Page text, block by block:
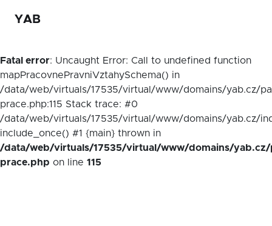
YAB
Fatal error: Uncaught Error: Call to undefined function
mapPracovnePravniVztahySchema() in
/data/web/virtuals/17535/virtual/www/domains/yab.cz/
prace.php:115 Stack trace: #0
/data/web/virtuals/17535/virtual/www/domains/yab.cz/
include_once() #1 {main} thrown in
/data/web/virtuals/17535/virtual/www/domains/yab.cz/
prace.php on line 115